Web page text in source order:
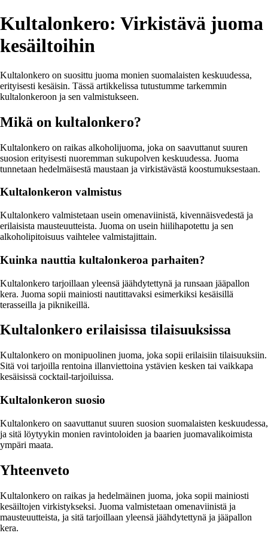
Kultalonkero: Virkistävä juoma
kesäiltoihin
Kultalonkero on suosittu juoma monien suomalaisten keskuudessa,
erityisesti kesäisin. Tässä artikkelissa tutustumme tarkemmin
kultalonkeroon ja sen valmistukseen.
Mikä on kultalonkero?
Kultalonkero on raikas alkoholijuoma, joka on saavuttanut suuren
suosion erityisesti nuoremman sukupolven keskuudessa. Juoma
tunnetaan hedelmäisestä maustaan ja virkistävästä koostumuksestaan.
Kultalonkeron valmistus
Kultalonkero valmistetaan usein omenaviinistä, kivennäisvedestä ja
erilaisista mausteuutteista. Juoma on usein hiilihapotettu ja sen
alkoholipitoisuus vaihtelee valmistajittain.
Kuinka nauttia kultalonkeroa parhaiten?
Kultalonkero tarjoillaan yleensä jäähdytettynä ja runsaan jääpallon
kera. Juoma sopii mainiosti nautittavaksi esimerkiksi kesäisillä
terasseilla ja piknikeillä.
Kultalonkero erilaisissa tilaisuuksissa
Kultalonkero on monipuolinen juoma, joka sopii erilaisiin tilaisuuksiin.
Sitä voi tarjoilla rentoina illanviettoina ystävien kesken tai vaikkapa
kesäisissä cocktail-tarjoiluissa.
Kultalonkeron suosio
Kultalonkero on saavuttanut suuren suosion suomalaisten keskuudessa,
ja sitä löytyykin monien ravintoloiden ja baarien juomavalikoimista
ympäri maata.
Yhteenveto
Kultalonkero on raikas ja hedelmäinen juoma, joka sopii mainiosti
kesäiltojen virkistykseksi. Juoma valmistetaan omenaviinistä ja
mausteuutteista, ja sitä tarjoillaan yleensä jäähdytettynä ja jääpallon
kera.